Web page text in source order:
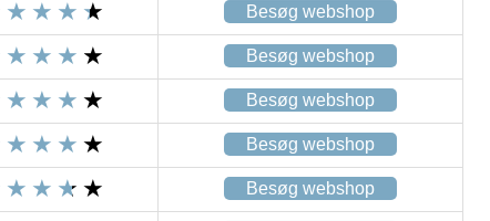
Besøg webshop
Besøg webshop
Besøg webshop
Besøg webshop
Besøg webshop